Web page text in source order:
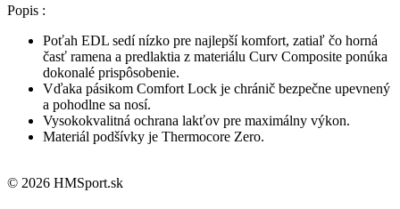
Popis :
Poťah EDL sedí nízko pre najlepší komfort, zatiaľ čo horná
časť ramena a predlaktia z materiálu Curv Composite ponúka
dokonalé prispôsobenie.
Vďaka pásikom Comfort Lock je chránič bezpečne upevnený
a pohodlne sa nosí.
Vysokokvalitná ochrana lakťov pre maximálny výkon.
Materiál podšívky je Thermocore Zero.
© 2026 HMSport.sk